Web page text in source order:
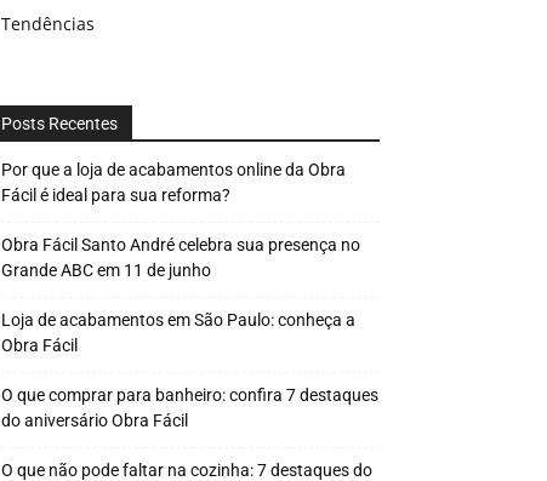
Tendências
Posts Recentes
Por que a loja de acabamentos online da Obra
Fácil é ideal para sua reforma?
Obra Fácil Santo André celebra sua presença no
Grande ABC em 11 de junho
Loja de acabamentos em São Paulo: conheça a
Obra Fácil
O que comprar para banheiro: confira 7 destaques
do aniversário Obra Fácil
O que não pode faltar na cozinha: 7 destaques do